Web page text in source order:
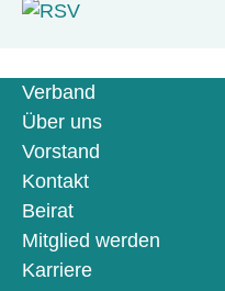
Verband
Über uns
Vorstand
Kontakt
Beirat
Mitglied werden
Karriere